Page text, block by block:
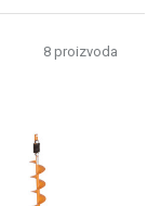
8 proizvoda